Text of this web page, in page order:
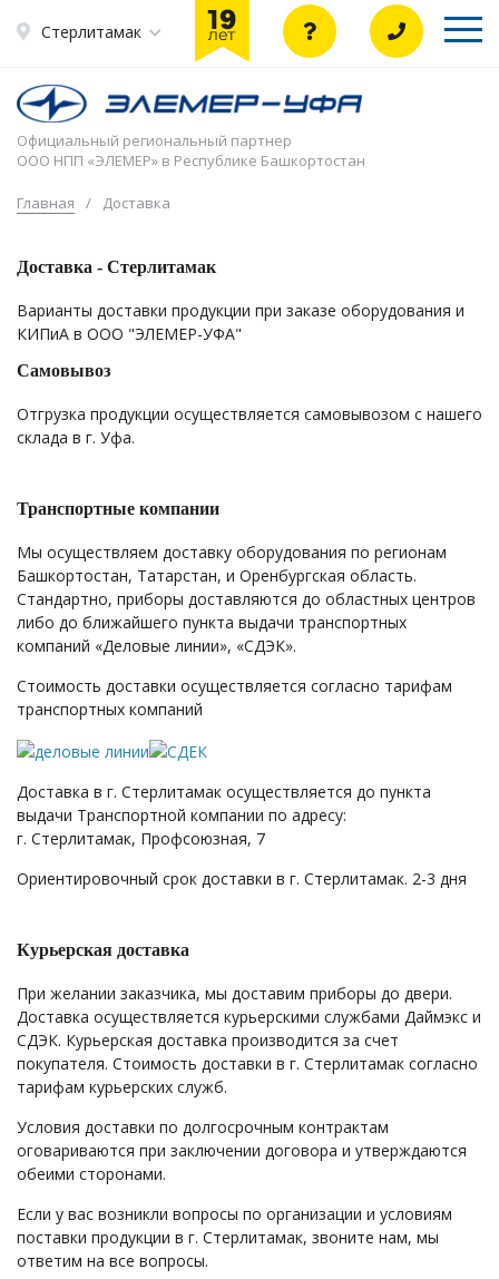
Стерлитамак
Официальный региональный партнер
ООО НПП «ЭЛЕМЕР» в Республике Башкортостан
Главная / Доставка
Доставка - Стерлитамак
Варианты доставки продукции при заказе оборудования и
КИПиА в ООО "ЭЛЕМЕР-УФА"
Самовывоз
Отгрузка продукции осуществляется самовывозом с нашего
склада в г. Уфа.
Транспортные компании
Мы осуществляем доставку оборудования по регионам
Башкортостан, Татарстан, и Оренбургская область.
Стандартно, приборы доставляются до областных центров
либо до ближайшего пункта выдачи транспортных
компаний «Деловые линии», «СДЭК».
Стоимость доставки осуществляется согласно тарифам
транспортных компаний
Доставка в г. Стерлитамак осуществляется до пункта
выдачи Транспортной компании по адресу:
г. Стерлитамак, Профсоюзная, 7
Ориентировочный срок доставки в г. Стерлитамак. 2-3 дня
Курьерская доставка
При желании заказчика, мы доставим приборы до двери.
Доставка осуществляется курьерскими службами Даймэкс и
СДЭК. Курьерская доставка производится за счет
покупателя. Стоимость доставки в г. Стерлитамак согласно
тарифам курьерских служб.
Условия доставки по долгосрочным контрактам
оговариваются при заключении договора и утверждаются
обеими сторонами.
Если у вас возникли вопросы по организации и условиям
поставки продукции в г. Стерлитамак, звоните нам, мы
ответим на все вопросы.